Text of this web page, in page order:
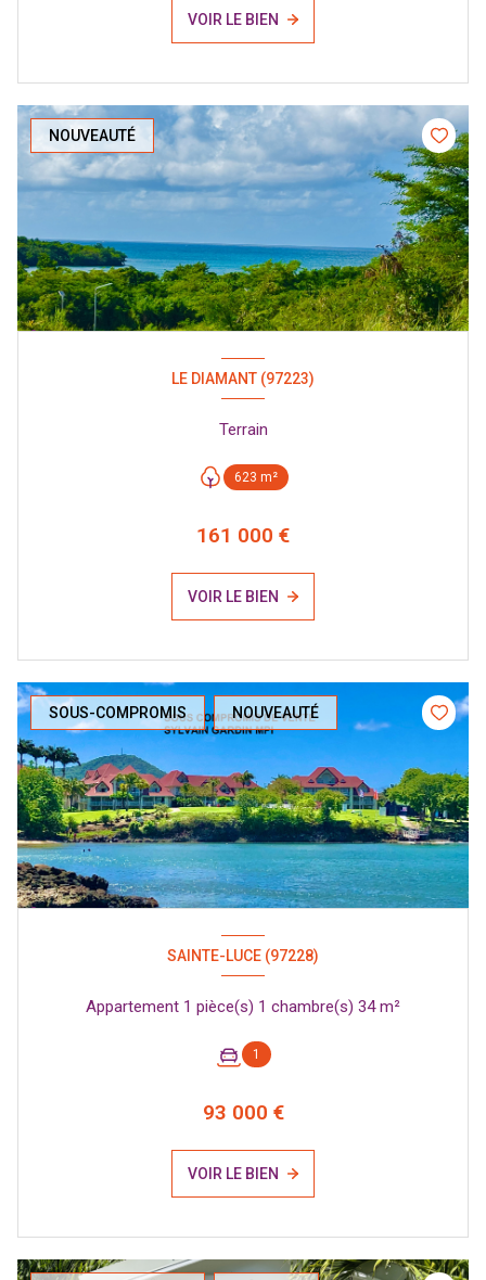
VOIR LE BIEN
NOUVEAUTÉ
LE DIAMANT (97223)
Terrain
623 m²
161 000 €
VOIR LE BIEN
SOUS-COMPROMIS NOUVEAUTÉ
SAINTE-LUCE (97228)
Appartement 1 pièce(s) 1 chambre(s) 34 m²
1
93 000 €
VOIR LE BIEN